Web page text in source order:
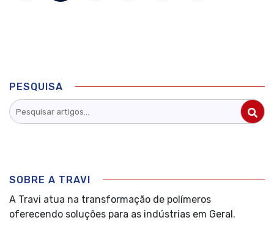
PESQUISA
SOBRE A TRAVI
A Travi atua na transformação de polímeros
oferecendo soluções para as indústrias em Geral.